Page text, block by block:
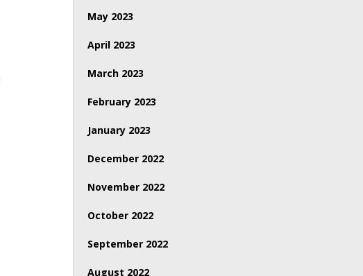
May 2023
April 2023
March 2023
February 2023
January 2023
December 2022
November 2022
October 2022
September 2022
August 2022